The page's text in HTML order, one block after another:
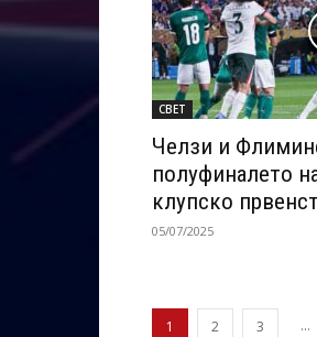
СВЕТ
Челзи и
полуфиналето
клупско
05/07/2025
1 2 3 ...